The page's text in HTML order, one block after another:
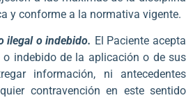
y conforme a la normativa vigente.
ilegal o indebido. El Paciente acepta
indebido de la aplicación o de sus
información, ni antecedentes
contravención en este sentido